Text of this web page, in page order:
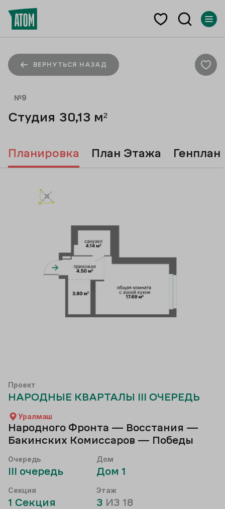
ВЕРНУТЬСЯ НАЗАД
№9
Студия 30,13 м²
Проект
НАРОДНЫЕ КВАРТАЛЫ III ОЧЕРЕДЬ
Уралмаш
Народного Фронта — Восстания —
Бакинских Комиссаров — Победы
Очередь
III очередь
Дом
Дом 1
Секция
1 Секция
Этаж
3 ИЗ 18
Планировка План Этажа Генплан